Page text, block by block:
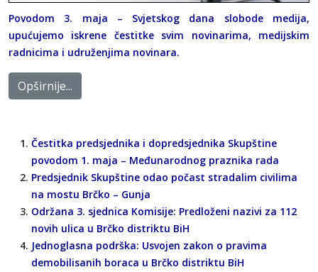
Povodom 3. maja – Svjetskog dana slobode medija,
upućujemo iskrene čestitke svim novinarima, medijskim
radnicima i udruženjima novinara.
Opširnije...
Čestitka predsjednika i dopredsjednika Skupštine
povodom 1. maja – Međunarodnog praznika rada
Predsjednik Skupštine odao počast stradalim civilima
na mostu Brčko – Gunja
Održana 3. sjednica Komisije: Predloženi nazivi za 112
novih ulica u Brčko distriktu BiH
Jednoglasna podrška: Usvojen zakon o pravima
demobilisanih boraca u Brčko distriktu BiH